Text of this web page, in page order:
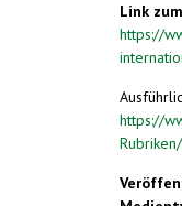
Link
https://
https://